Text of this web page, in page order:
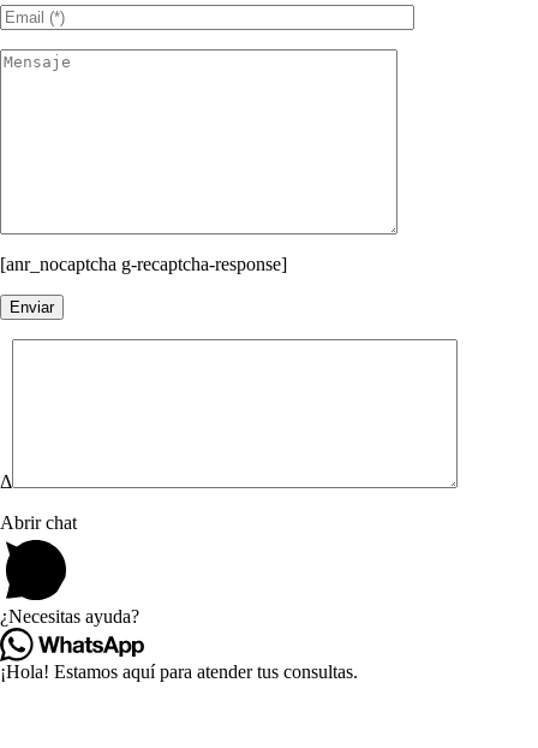
[anr_nocaptcha g-recaptcha-response]
Δ
Abrir chat
¿Necesitas ayuda?
¡Hola! Estamos aquí para atender tus consultas.